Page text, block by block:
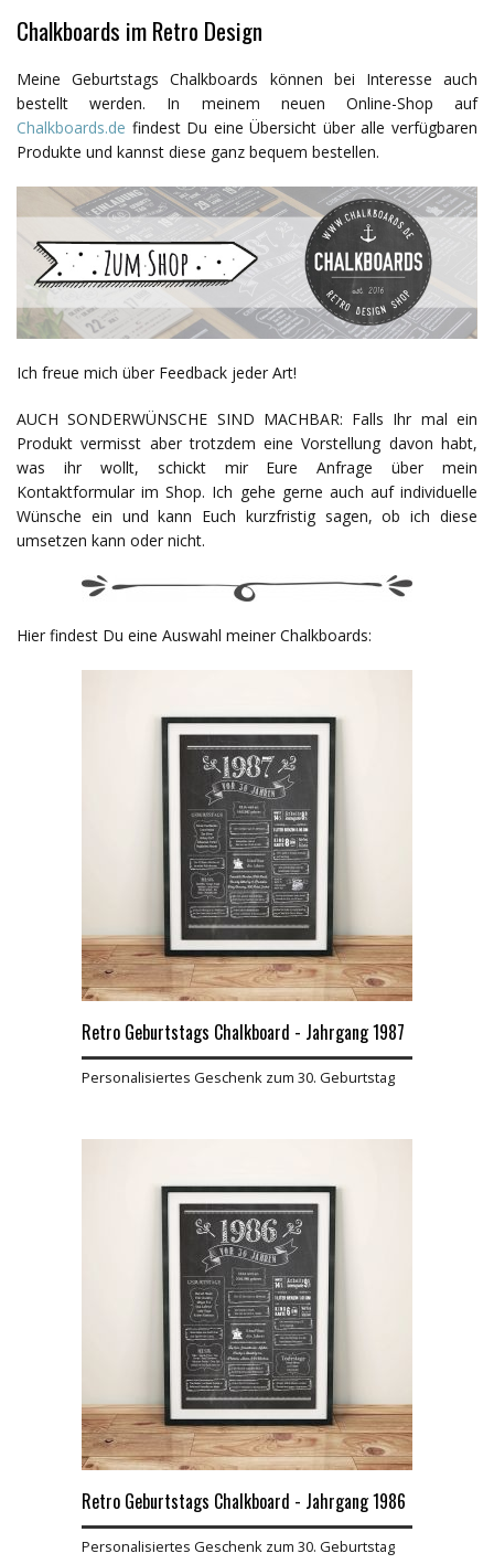
Chalkboards im Retro Design
Meine Geburtstags Chalkboards können bei Interesse auch
bestellt werden. In meinem neuen Online-Shop auf
Chalkboards.de findest Du eine Übersicht über alle verfügbaren
Produkte und kannst diese ganz bequem bestellen.
Ich freue mich über Feedback jeder Art!
AUCH SONDERWÜNSCHE SIND MACHBAR: Falls Ihr mal ein
Produkt vermisst aber trotzdem eine Vorstellung davon habt,
was ihr wollt, schickt mir Eure Anfrage über mein
Kontaktformular im Shop. Ich gehe gerne auch auf individuelle
Wünsche ein und kann Euch kurzfristig sagen, ob ich diese
umsetzen kann oder nicht.
Hier findest Du eine Auswahl meiner Chalkboards:
Retro Geburtstags Chalkboard - Jahrgang 1987
Personalisiertes Geschenk zum 30. Geburtstag
Retro Geburtstags Chalkboard - Jahrgang 1986
Personalisiertes Geschenk zum 30. Geburtstag